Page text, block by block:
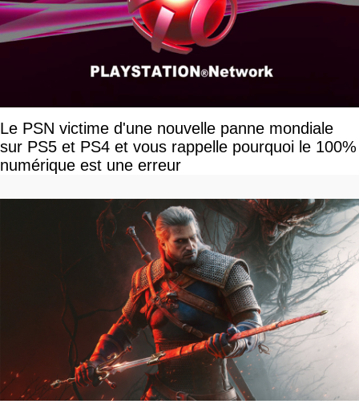
Le PSN victime d'une nouvelle panne mondiale
sur PS5 et PS4 et vous rappelle pourquoi le 100%
numérique est une erreur